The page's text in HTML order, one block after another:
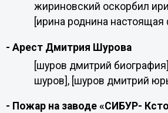
жириновский оскорбил
[ирина роднина настоящая
- Арест Дмитрия Шурова
[шуров дмитрий
шуров], [шуров дмитрий
- Пожар на заводе «СИБУР-